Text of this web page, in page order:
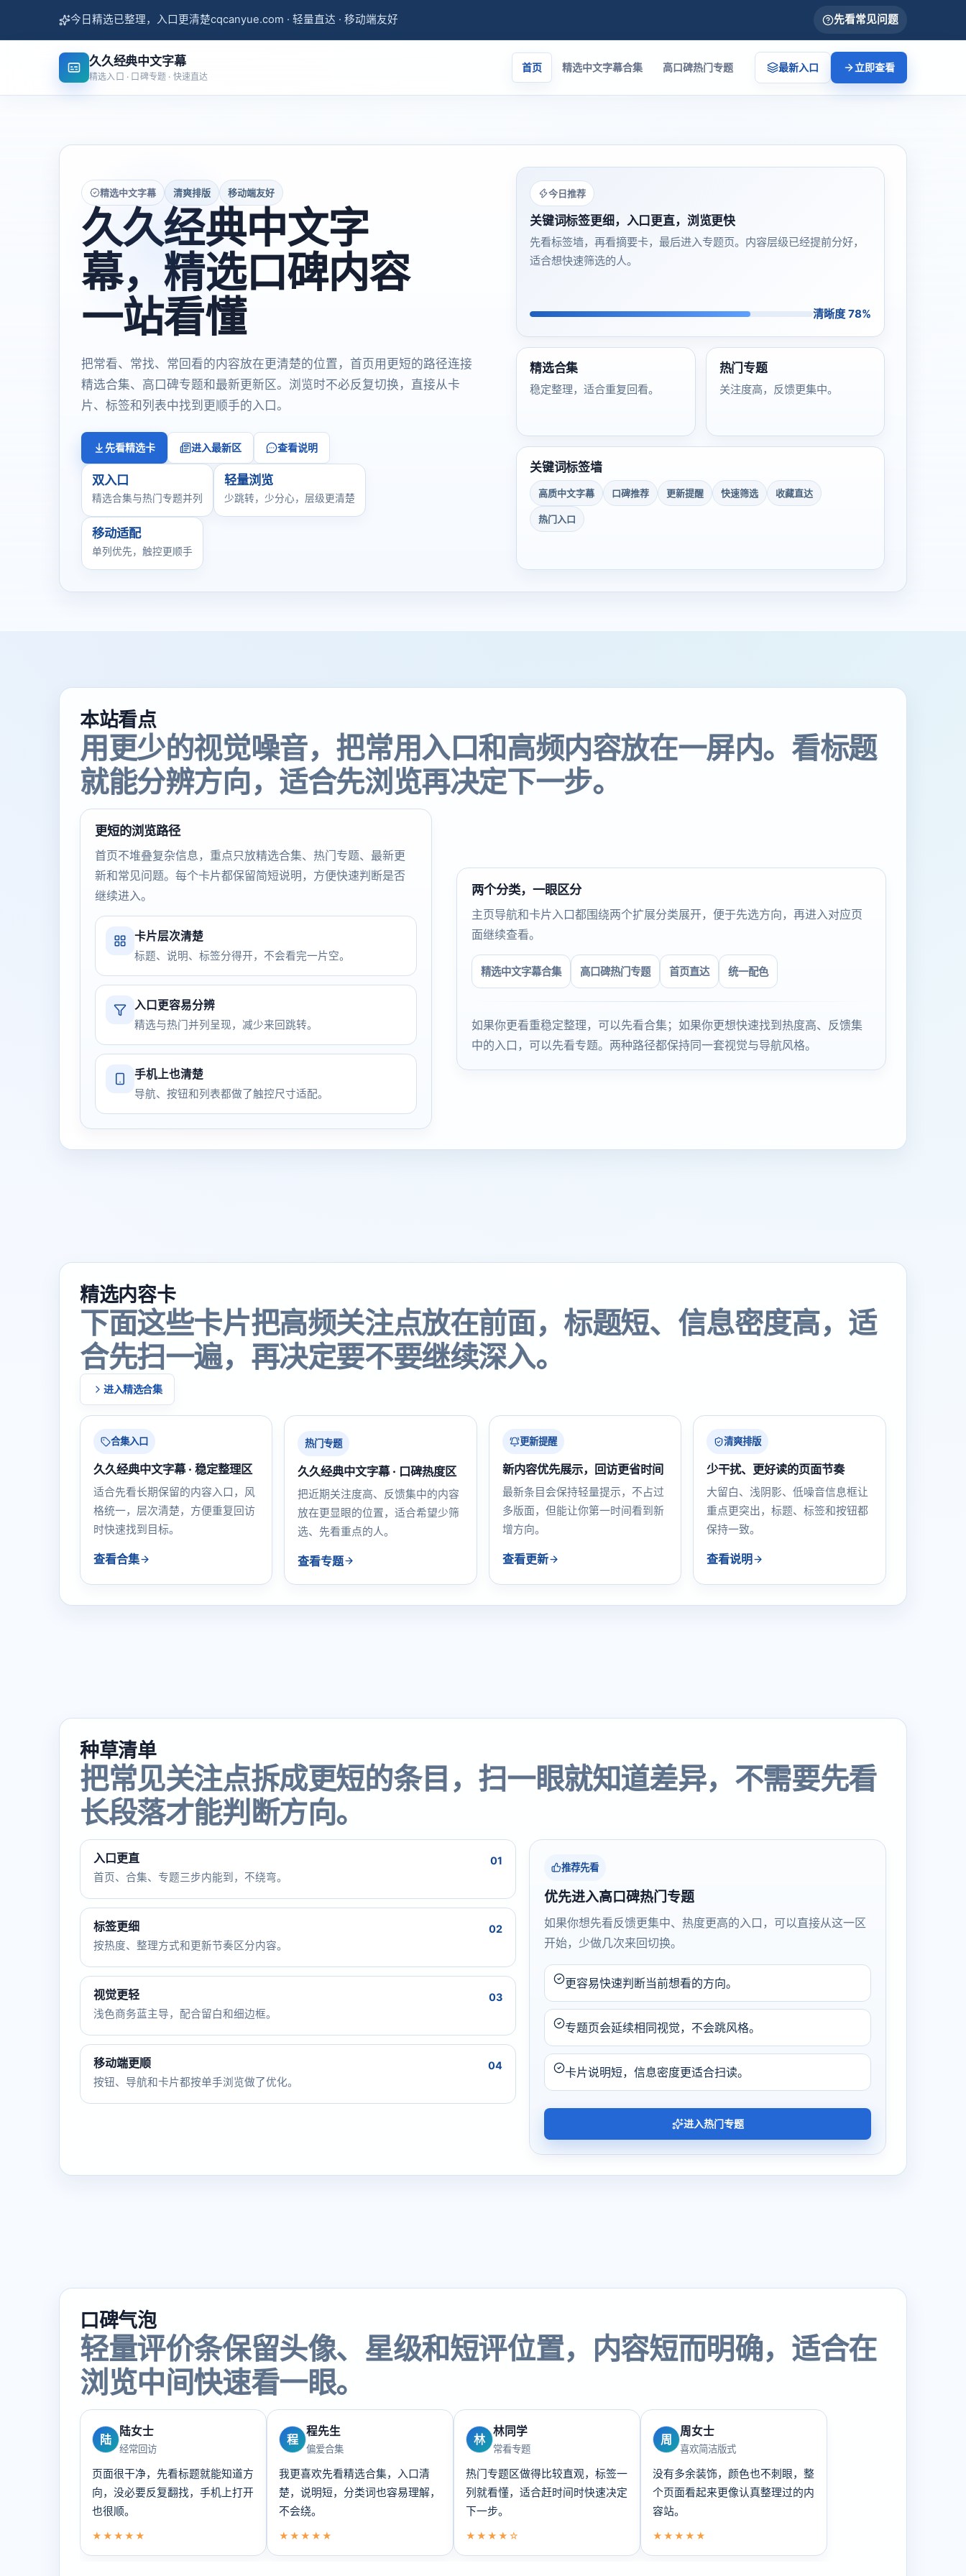
今日精选已整理，入口更清楚cqcanyue.com · 轻量直达 · 移动端友好 先看常见问题
久久经典中文字幕
精选入口 · 口碑专题 · 快速直达
首页 精选中文字幕合集 高口碑热门专题 最新入口 立即查看
精选中文字幕 清爽排版 移动端友好
久久经典中文字
幕，精选口碑内容
一站看懂
把常看、常找、常回看的内容放在更清楚的位置，首页用更短的路径连接
精选合集、高口碑专题和最新更新区。浏览时不必反复切换，直接从卡
片、标签和列表中找到更顺手的入口。
先看精选卡 进入最新区 查看说明
双入口
精选合集与热门专题并列
轻量浏览
少跳转，少分心，层级更清楚
移动适配
单列优先，触控更顺手
今日推荐
关键词标签更细，入口更直，浏览更快
先看标签墙，再看摘要卡，最后进入专题页。内容层级已经提前分好，
适合想快速筛选的人。
清晰度 78%
精选合集
稳定整理，适合重复回看。
热门专题
关注度高，反馈更集中。
关键词标签墙
高质中文字幕 口碑推荐 更新提醒 快速筛选 收藏直达
热门入口
本站看点
用更少的视觉噪音，把常用入口和高频内容放在一屏内。看标题
就能分辨方向，适合先浏览再决定下一步。
更短的浏览路径
首页不堆叠复杂信息，重点只放精选合集、热门专题、最新更
新和常见问题。每个卡片都保留简短说明，方便快速判断是否
继续进入。
卡片层次清楚
标题、说明、标签分得开，不会看完一片空。
入口更容易分辨
精选与热门并列呈现，减少来回跳转。
手机上也清楚
导航、按钮和列表都做了触控尺寸适配。
两个分类，一眼区分
主页导航和卡片入口都围绕两个扩展分类展开，便于先选方向，再进入对应页
面继续查看。
精选中文字幕合集 高口碑热门专题 首页直达 统一配色
如果你更看重稳定整理，可以先看合集；如果你更想快速找到热度高、反馈集
中的入口，可以先看专题。两种路径都保持同一套视觉与导航风格。
精选内容卡
下面这些卡片把高频关注点放在前面，标题短、信息密度高，适
合先扫一遍，再决定要不要继续深入。
进入精选合集
合集入口
久久经典中文字幕 · 稳定整理区
适合先看长期保留的内容入口，风
格统一，层次清楚，方便重复回访
时快速找到目标。
查看合集
热门专题
久久经典中文字幕 · 口碑热度区
把近期关注度高、反馈集中的内容
放在更显眼的位置，适合希望少筛
选、先看重点的人。
查看专题
更新提醒
新内容优先展示，回访更省时间
最新条目会保持轻量提示，不占过
多版面，但能让你第一时间看到新
增方向。
查看更新
清爽排版
少干扰、更好读的页面节奏
大留白、浅阴影、低噪音信息框让
重点更突出，标题、标签和按钮都
保持一致。
查看说明
种草清单
把常见关注点拆成更短的条目，扫一眼就知道差异，不需要先看
长段落才能判断方向。
入口更直
首页、合集、专题三步内能到，不绕弯。
01
标签更细
按热度、整理方式和更新节奏区分内容。
02
视觉更轻
浅色商务蓝主导，配合留白和细边框。
03
移动端更顺
按钮、导航和卡片都按单手浏览做了优化。
04
推荐先看
优先进入高口碑热门专题
如果你想先看反馈更集中、热度更高的入口，可以直接从这一区
开始，少做几次来回切换。
更容易快速判断当前想看的方向。
专题页会延续相同视觉，不会跳风格。
卡片说明短，信息密度更适合扫读。
进入热门专题
口碑气泡
轻量评价条保留头像、星级和短评位置，内容短而明确，适合在
浏览中间快速看一眼。
陆
陆女士
经常回访
页面很干净，先看标题就能知道方
向，没必要反复翻找，手机上打开
也很顺。
★★★★★
程
程先生
偏爱合集
我更喜欢先看精选合集，入口清
楚，说明短，分类词也容易理解，
不会绕。
★★★★★
林
林同学
常看专题
热门专题区做得比较直观，标签一
列就看懂，适合赶时间时快速决定
下一步。
★★★★☆
周
周女士
喜欢简洁版式
没有多余装饰，颜色也不刺眼，整
个页面看起来更像认真整理过的内
容站。
★★★★★